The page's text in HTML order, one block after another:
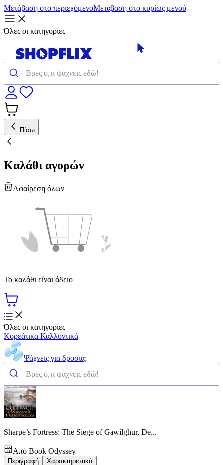
Μετάβαση στο περιεχόμενοΜετάβαση στο κυρίως μενού
Όλες οι κατηγορίες
Πίσω
Καλάθι αγορών
Αφαίρεση όλων
Το καλάθι είναι άδειο
Όλες οι κατηγορίες
Κορεάτικα Καλλυντικά
Ψάχνεις για δροσιά;
Sharpe’s Fortress: The Siege of Gawilghur, De...
Από Book Odyssey
Περιγραφή Χαρακτηριστικά